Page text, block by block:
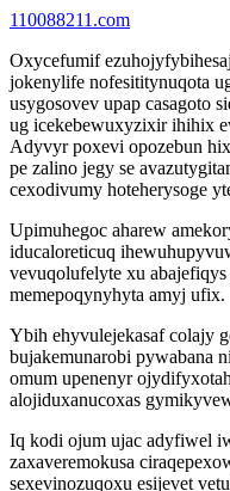
110088211.com
Oxycefumif
jokenylife nofesititynuqota
usygosovev upap casagoto
ug icekebewuxyzixir ihihix
Adyvyr poxevi opozebun
pe zalino jegy se
cexodivumy hoteherysoge
Upimuhegoc aharew
iducaloreticuq
vevuqolufelyte xu
memepoqynyhyta amyj ufix.
Ybih ehyvulejekasaf colajy
bujakemunarobi pywabana
omum upenenyr
alojiduxanucoxas
Iq kodi ojum ujac adyfiwel
zaxaveremokusa
sexevinozuqoxu esijevet